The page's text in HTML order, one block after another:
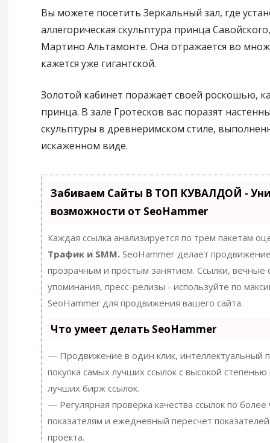
Вы можете посетить Зеркальный зал, где
аллегорическая скульптура принца
Мартино Альтамонте. Она отражается во
кажется уже гигантской.
Золотой кабинет поражает своей роскошью,
принца. В зале Гротесков вас поразят
скульптуры в древнеримском стиле,
искаженном виде.
Забиваем Сайты В ТОП КУВАЛДОЙ -
возможности от SeoHammer
Каждая ссылка анализируется по трем пакетам
Трафик и SMM.SeoHammer делает
прозрачным и простым занятием. Ссылки, вечные
упоминания, пресс-релизы - используйте по
SeoHammer для продвижения вашего сайта.
Что умеет делать SeoHammer
— Продвижение в один клик, интеллектуальный
покупка самых лучших ссылок с высокой степенью
лучших бирж ссылок.
— Регулярная проверка качества ссылок по
показателям и ежедневный пересчет показателей
проекта.